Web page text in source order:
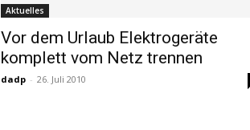
Aktuelles
Vor dem Urlaub Elektrogeräte
komplett vom Netz trennen
dadp - 26. Juli 2010